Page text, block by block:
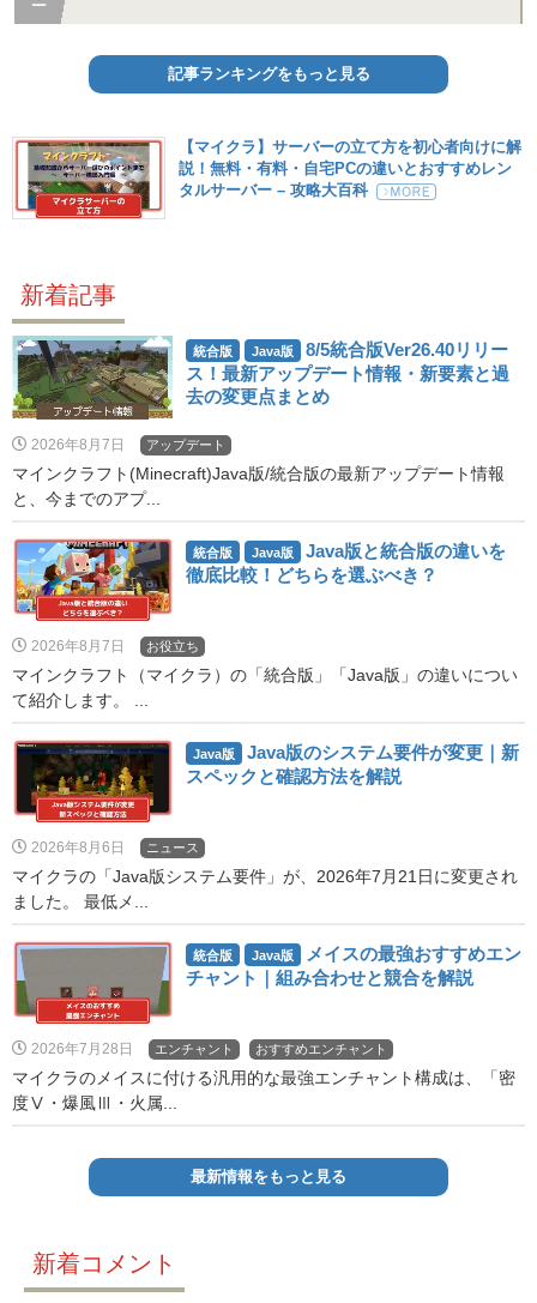
記事ランキングをもっと見る
【マイクラ】サーバーの立て方を初心者向けに解
説！無料・有料・自宅PCの違いとおすすめレン
タルサーバー – 攻略大百科
新着記事
統合版 Java版
8/5統合版Ver26.40リリー
ス！最新アップデート情報・新要素と過
去の変更点まとめ
2026年8月7日 アップデート
マインクラフト(Minecraft)Java版/統合版の最新アップデート情報
と、今までのアプ...
統合版 Java版
Java版と統合版の違いを
徹底比較！どちらを選ぶべき？
2026年8月7日 お役立ち
マインクラフト（マイクラ）の「統合版」「Java版」の違いについ
て紹介します。 ...
Java版
Java版のシステム要件が変更｜新
スペックと確認方法を解説
2026年8月6日 ニュース
マイクラの「Java版システム要件」が、2026年7月21日に変更され
ました。 最低メ...
統合版 Java版
メイスの最強おすすめエン
チャント｜組み合わせと競合を解説
2026年7月28日 エンチャント おすすめエンチャント
マイクラのメイスに付ける汎用的な最強エンチャント構成は、「密
度Ⅴ・爆風Ⅲ・火属...
最新情報をもっと見る
新着コメント